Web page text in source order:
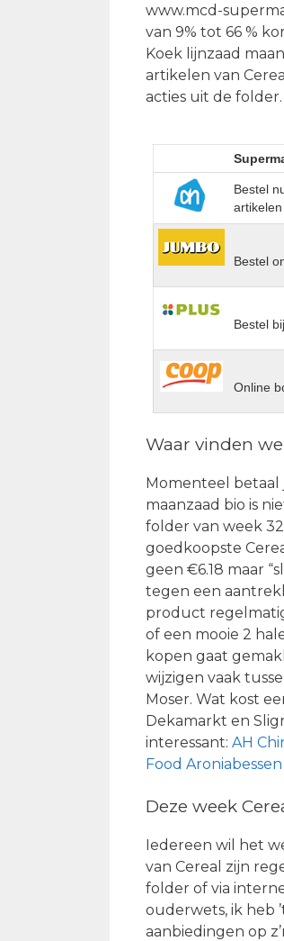
www.mcd-
van 9% tot 66 %
Koek lijnzaad
artikelen van
acties uit de
Bestel
Bestel
Bestel
Online
Waar vinden
Momenteel betaal
maanzaad bio is
folder van week
goedkoopste
geen €6.18 maar
tegen een
product
of een mooie 2
kopen gaat
wijzigen vaak
Moser. Wat kost
Dekamarkt en
interessant: AH
Food
Deze week
Iedereen wil het
van Cereal zijn
folder of via
ouderwets, ik heb
aanbiedingen op